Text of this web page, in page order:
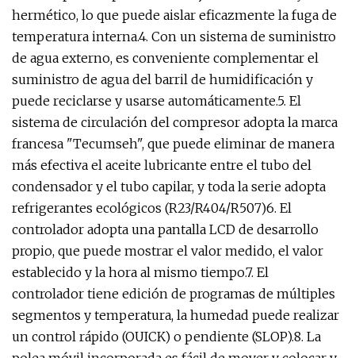
hermético, lo que puede aislar eficazmente la fuga de
temperatura interna.4. Con un sistema de suministro
de agua externo, es conveniente complementar el
suministro de agua del barril de humidificación y
puede reciclarse y usarse automáticamente.5. El
sistema de circulación del compresor adopta la marca
francesa "Tecumseh", que puede eliminar de manera
más efectiva el aceite lubricante entre el tubo del
condensador y el tubo capilar, y toda la serie adopta
refrigerantes ecológicos (R23/R404/R507)6. El
controlador adopta una pantalla LCD de desarrollo
propio, que puede mostrar el valor medido, el valor
establecido y la hora al mismo tiempo.7. El
controlador tiene edición de programas de múltiples
segmentos y temperatura, la humedad puede realizar
un control rápido (OUICK) o pendiente (SLOP).8. La